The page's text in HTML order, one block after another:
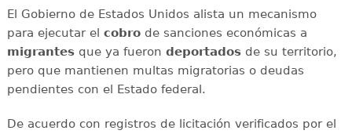
El Gobierno de Estados Unidos alista un mecanismo
para ejecutar el cobrode sanciones económicas a
migrantesque ya fueron deportadosde su territorio,
pero que mantienen multas migratorias o deudas
pendientes con el Estado federal.
De acuerdo con registros de licitación verificados por el